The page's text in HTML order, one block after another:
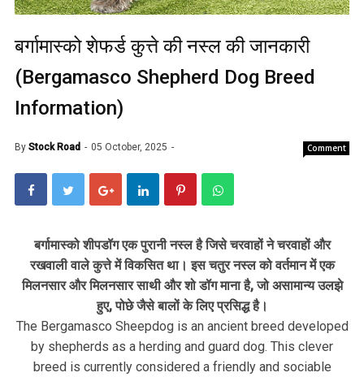
बर्गामास्को शेफर्ड कुत्ते की नस्ल की जानकारी
(Bergamasco Shepherd Dog Breed
Information)
By Stock Road 05 October, 2025 Comment
बर्गामास्को शीपडॉग एक पुरानी नस्ल है जिसे चरवाहों ने चरवाहों और
रखवाली वाले कुत्ते में विकसित था। इस चतुर नस्ल को वर्तमान में एक
मिलनसार और मिलनसार साथी और शो डॉग माना है, जो असामान्य उलझे
हुए, पोछे जैसे बालों के लिए प्रसिद्ध है।
The Bergamasco Sheepdog is an ancient breed developed
by shepherds as a herding and guard dog. This clever
breed is currently considered a friendly and sociable